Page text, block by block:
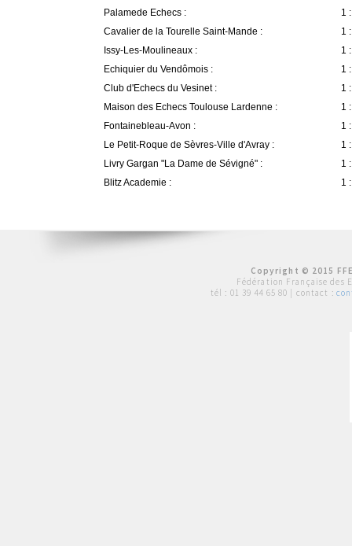
Palamede Echecs :
1 :
Cavalier de la Tourelle Saint-Mande :
1 :
Issy-Les-Moulineaux :
1 :
Echiquier du Vendômois :
1 :
Club d'Echecs du Vesinet :
1 :
Maison des Echecs Toulouse Lardenne :
1 :
Fontainebleau-Avon :
1 :
Le Petit-Roque de Sèvres-Ville d'Avray :
1 :
Livry Gargan "La Dame de Sévigné" :
1 :
Blitz Academie :
1 :
Copyright © 2015
Fédération Française des
tél : 01 39 44 65 80 | contact :